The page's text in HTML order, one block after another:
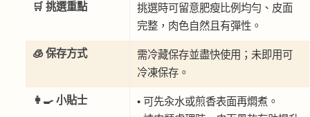
🛒 挑選重點
挑選時可留意肥瘦比例均勻、皮面
完整，肉色自然且有彈性。
🧊 保存方式
需冷藏保存並盡快使用；未即用可
冷凍保存。
👩‍🍳 小貼士
• 可先汆水或煎香表面再燜煮。